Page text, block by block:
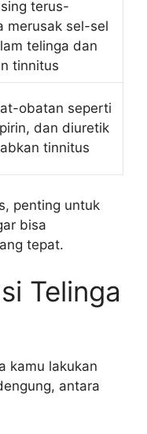
terus-
merusak sel-sel
telinga dan
tinnitus
obatan seperti
dan diuretik
tinnitus
penting untuk
bisa
tepat.
Telinga
kamu lakukan
antara